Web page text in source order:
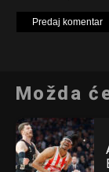
Možda